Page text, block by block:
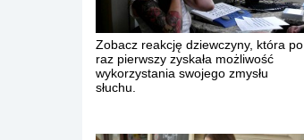
Zobacz reakcję dziewczyny, która po
raz pierwszy zyskała możliwość
wykorzystania swojego zmysłu
słuchu.